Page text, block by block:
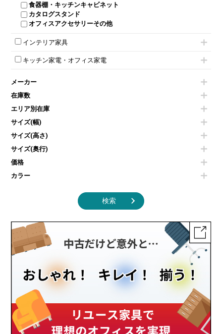
食器棚・キッチンキャビネット
カタログスタンド
オフィスアクセサリーその他
インテリア家具
モールドチェア
ダイニングチェア
カウンターテーブル
センターテーブル・サイドテーブル
ベンチ・スツール
ソファ
シェルフ
ダストボックス（ゴミ箱）
インテリア家具その他
キッチン家電・オフィス家電
冷蔵庫・洗濯機
空気清浄機・加湿器
液晶テレビ・モニター類
エアコン
照明機器
掃除機
季節家電
メーカー
在庫数
エリア別在庫
サイズ(幅)
サイズ(高さ)
サイズ(奥行)
価格
カラー
検索